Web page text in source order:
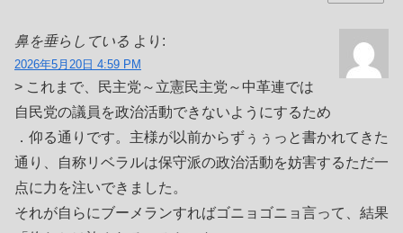
鼻を垂らしている より:
2026年5月20日 4:59 PM
> これまで、民主党～立憲民主党～中革連では
自民党の議員を政治活動できないようにするため
．仰る通りです。主様が以前からずぅぅっと書かれてきた
通り、自称リベラルは保守派の政治活動を妨害するただ一
点に力を注いできました。
それが自らにブーメランすればゴニョゴニョ言って、結果